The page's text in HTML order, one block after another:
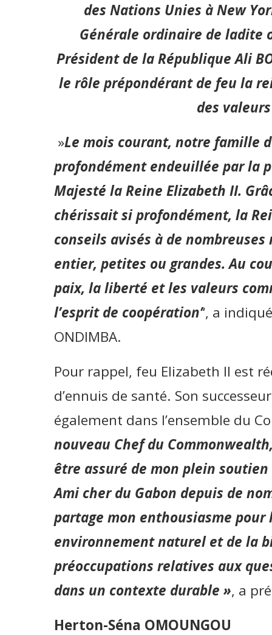
des Nations Unies à New
Générale ordinaire de
Président de la République Ali
le rôle prépondérant de feu la
des
»Le mois courant, notre famille
profondément endeuillée par la
Majesté la Reine Elizabeth II. Gr
chérissait si profondément, la
conseils avisés à de
entier, petites ou grandes. Au
paix, la liberté et les valeurs
l’esprit de coopération’‘, a
ONDIMBA.
Pour rappel, feu Elizabeth II est
d’ennuis de santé. Son
également dans l’ensemble du
nouveau Chef du
être assuré de mon plein
Ami cher du Gabon depuis de
partage mon enthousiasme
environnement naturel et de la
préoccupations relatives aux
dans un contexte durable », a
Herton-Séna OMOUNGOU